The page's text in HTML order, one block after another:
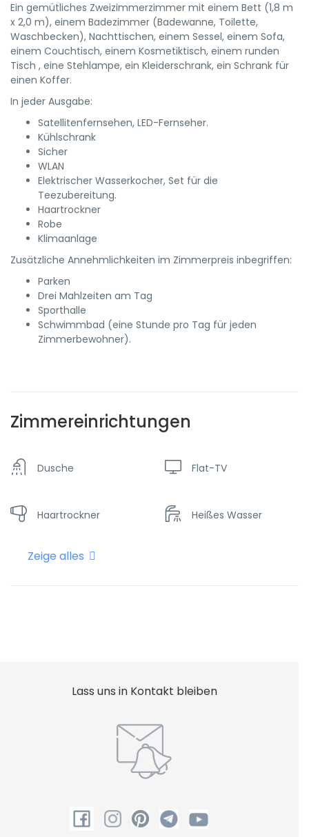
Ein gemütliches Zweizimmerzimmer mit einem Bett (1,8 m
x 2,0 m), einem Badezimmer (Badewanne, Toilette,
Waschbecken), Nachttischen, einem Sessel, einem Sofa,
einem Couchtisch, einem Kosmetiktisch, einem runden
Tisch , eine Stehlampe, ein Kleiderschrank, ein Schrank für
einen Koffer.
In jeder Ausgabe:
Satellitenfernsehen, LED-Fernseher.
Kühlschrank
Sicher
WLAN
Elektrischer Wasserkocher, Set für die
Teezubereitung.
Haartrockner
Robe
Klimaanlage
Zusätzliche Annehmlichkeiten im Zimmerpreis inbegriffen:
Parken
Drei Mahlzeiten am Tag
Sporthalle
Schwimmbad (eine Stunde pro Tag für jeden
Zimmerbewohner).
Zimmereinrichtungen
Dusche Flat-TV
Haartrockner Heißes Wasser
Heizung
Zeige alles
Lass uns in Kontakt bleiben